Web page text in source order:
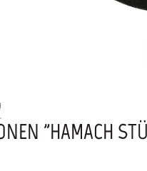
"HAMACH